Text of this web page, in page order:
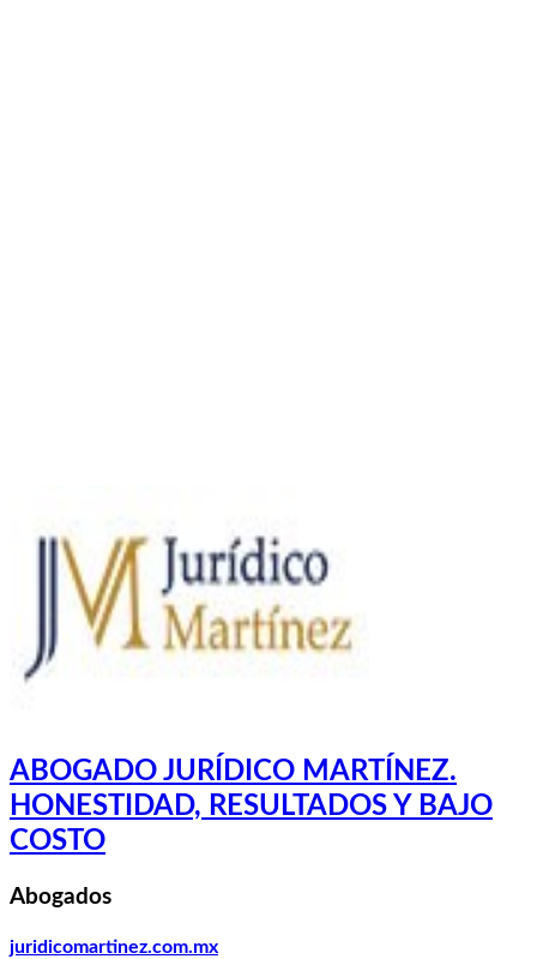
ABOGADO JURÍDICO MARTÍNEZ.
HONESTIDAD, RESULTADOS Y BAJO
COSTO
Abogados
juridicomartinez.com.mx